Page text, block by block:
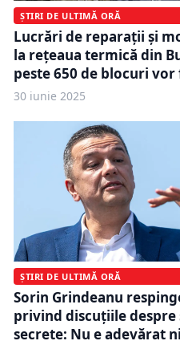
ȘTIRI DE ULTIMĂ ORĂ
Lucrări de reparații și
la rețeaua termică din
peste 650 de blocuri
30 iunie 2025
ȘTIRI DE ULTIMĂ ORĂ
Sorin Grindeanu
privind discuțiile despre
secrete: Nu e adevărat